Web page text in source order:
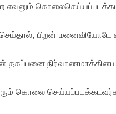
எவனும்
பிறன் மனைவியோடே
கொலை